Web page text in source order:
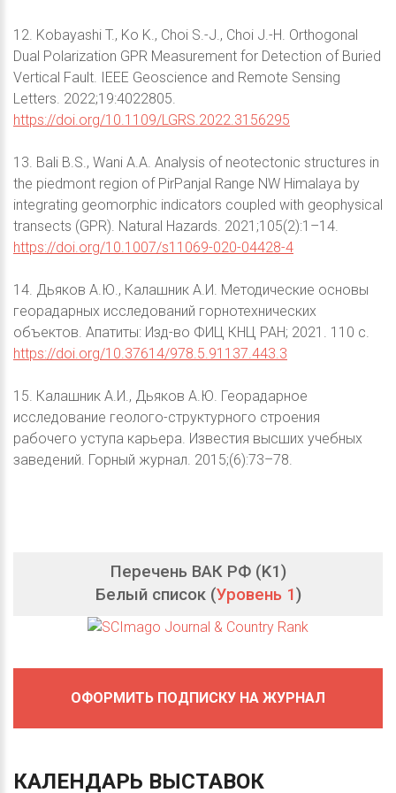
12. Kobayashi T., Ko K., Choi S.-J., Choi J.-H. Orthogonal
Dual Polarization GPR Measurement for Detection of Buried
Vertical Fault. IEEE Geoscience and Remote Sensing
Letters. 2022;19:4022805.
https://doi.org/10.1109/LGRS.2022.3156295
13. Bali B.S., Wani A.A. Analysis of neotectonic structures in
the piedmont region of PirPanjal Range NW Himalaya by
integrating geomorphic indicators coupled with geophysical
transects (GPR). Natural Hazards. 2021;105(2):1–14.
https://doi.org/10.1007/s11069-020-04428-4
14. Дьяков А.Ю., Калашник А.И. Методические основы
георадарных исследований горнотехнических
объектов. Апатиты: Изд-во ФИЦ КНЦ РАН; 2021. 110 с.
https://doi.org/10.37614/978.5.91137.443.3
15. Калашник А.И., Дьяков А.Ю. Георадарное
исследование геолого-структурного строения
рабочего уступа карьера. Известия высших учебных
заведений. Горный журнал. 2015;(6):73–78.
Перечень ВАК РФ (K1)
Белый список (Уровень 1)
ОФОРМИТЬ ПОДПИСКУ НА ЖУРНАЛ
КАЛЕНДАРЬ ВЫСТАВОК